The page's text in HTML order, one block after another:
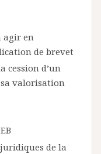
agir en
de brevet
cession d’un
valorisation
de la